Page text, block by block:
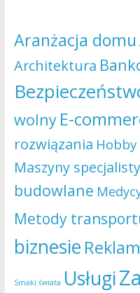
Aranżacja domu
Architektura
wolny E-
rozwiązania Hobby
Maszyny
budowlane
Metody
biznesie
Smaki świata Usługi